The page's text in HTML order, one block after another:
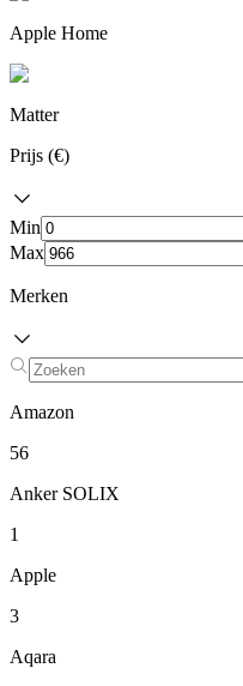
Apple Home
Matter
Prijs (€)
Min
Max
Merken
Amazon
56
Anker SOLIX
1
Apple
3
Aqara